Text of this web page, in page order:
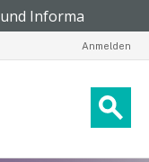
Anmelden